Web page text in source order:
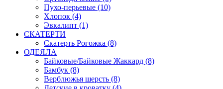
Пухо-перьевые (10)
Хлопок (4)
Эвкалипт (1)
СКАТЕРТИ
Скатерть Рогожка (8)
ОДЕЯЛА
Байковые/Байковые Жаккард (8)
Бамбук (8)
Верблюжья шерсть (8)